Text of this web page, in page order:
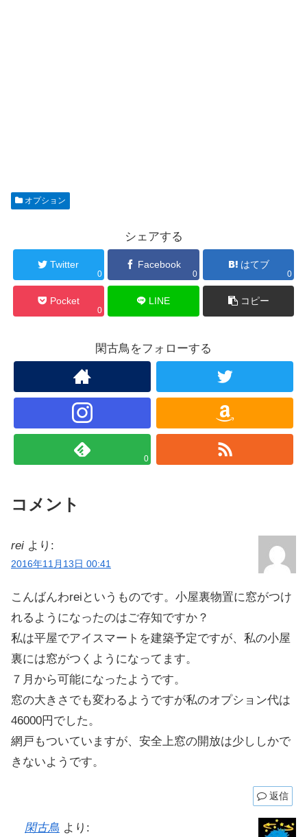
オプション
シェアする
Twitter
0
Facebook
0
はてブ
0
Pocket
0
LINE コピー
閑古鳥をフォローする
0
コメント
rei より:
2016年11月13日 00:41
こんばんわreiというものです。小屋裏物置に窓がつけ
れるようになったのはご存知ですか？
私は平屋でアイスマートを建築予定ですが、私の小屋
裏には窓がつくようになってます。
７月から可能になったようです。
窓の大きさでも変わるようですが私のオプション代は
46000円でした。
網戸もついていますが、安全上窓の開放は少ししかで
きないようです。
返信
閑古鳥 より: